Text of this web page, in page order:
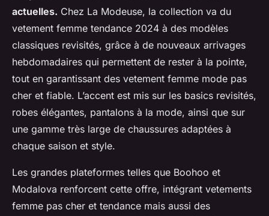
actuelles. Chez La Modeuse, la collection va du
vetement femme tendance 2024 à des modèles
classiques revisités, grâce à de nouveaux arrivages
hebdomadaires qui permettent de rester à la pointe,
tout en garantissant des vetement femme mode pas
cher et fiable. L’accent est mis sur les basics revisités,
robes élégantes, pantalons à la mode, ainsi que sur
une gamme très large de chaussures adaptées à
chaque saison et style.
Les grandes plateformes telles que Boohoo et
Modalova renforcent cette offre, intégrant vetements
femme pas cher et tendance mais aussi des